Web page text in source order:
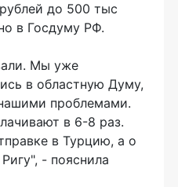
до 500 тыс
в Госдуму РФ.
Мы уже
в областную Думу,
проблемами.
в 6-8 раз.
в Турцию, а о
- пояснила